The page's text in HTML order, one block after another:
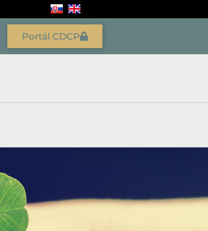
Portál CDCP